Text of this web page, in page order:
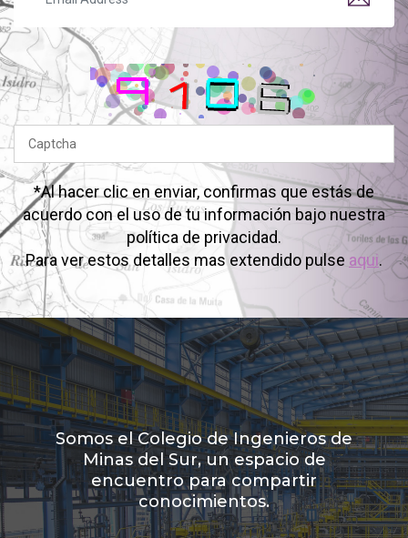
*Al hacer clic en enviar, confirmas que estás de
acuerdo con el uso de tu información bajo nuestra
política de privacidad.
Para ver estos detalles mas extendido pulse aqui.
Somos el Colegio de Ingenieros de
Minas del Sur, un espacio de
encuentro para compartir
conocimientos.